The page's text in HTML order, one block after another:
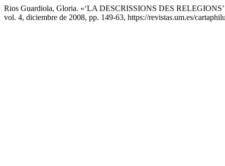
Rios Guardiola, Gloria. «‘LA DESCRISSIONS DES
vol. 4, diciembre de 2008, pp. 149-63, https://revistas.um.es/